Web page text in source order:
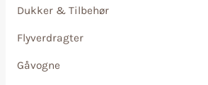
Dukker & Tilbehør
Flyverdragter
Gåvogne